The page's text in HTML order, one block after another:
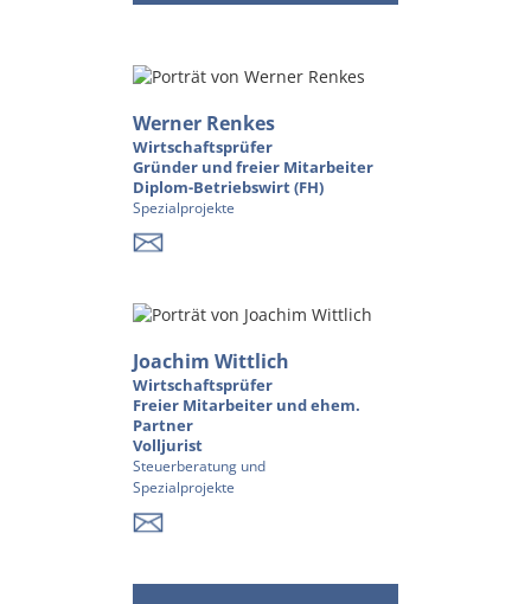
Werner Renkes
Wirtschaftsprüfer
Gründer und freier Mitarbeiter
Diplom-Betriebswirt (FH)
Spezialprojekte
Joachim Wittlich
Wirtschaftsprüfer
Freier Mitarbeiter und ehem.
Partner
Volljurist
Steuerberatung und
Spezialprojekte